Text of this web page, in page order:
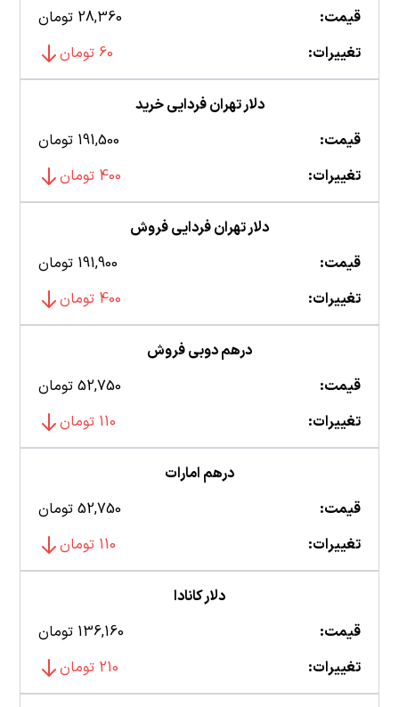
قیمت:
28,360 تومان
تغییرات:
60 تومان
دلار تهران فردایی خرید
قیمت:
191,500 تومان
تغییرات:
400 تومان
دلار تهران فردایی فروش
قیمت:
191,900 تومان
تغییرات:
400 تومان
درهم دوبی فروش
قیمت:
52,750 تومان
تغییرات:
110 تومان
درهم امارات
قیمت:
52,750 تومان
تغییرات:
110 تومان
دلار کانادا
قیمت:
136,160 تومان
تغییرات:
210 تومان